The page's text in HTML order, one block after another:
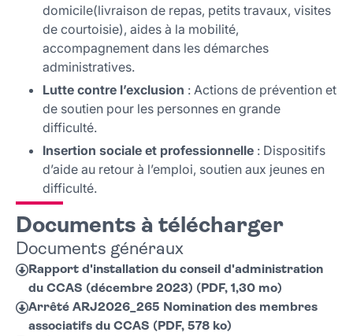
domicile(livraison de repas, petits travaux, visites
de courtoisie), aides à la mobilité,
accompagnement dans les démarches
administratives.
Lutte contre l’exclusion : Actions de prévention et
de soutien pour les personnes en grande
difficulté.
Insertion sociale et professionnelle : Dispositifs
d’aide au retour à l’emploi, soutien aux jeunes en
difficulté.
Documents à télécharger
Documents généraux
Rapport d'installation du conseil d'administration
du CCAS (décembre 2023) (PDF, 1,30 mo)
Arrêté ARJ2026_265 Nomination des membres
associatifs du CCAS (PDF, 578 ko)